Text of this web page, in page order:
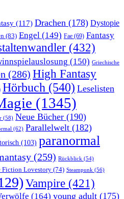
(117) Drachen (178) Dystopie
(83) Engel (149) Fae (69) Fantasy
(432)
(150) Griechische
(286) High Fantasy
Hörbuch (540) Leselisten
(1345)
(58) Neue Bücher (190)
(62) Parallelwelt (182)
(103) paranormal
(259) Rückblick (54)
Fiction Lovestory (74) Steampunk (56)
Vampire (421)
(164) young adult (175)